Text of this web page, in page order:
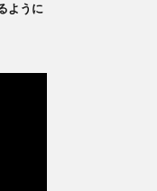
ように